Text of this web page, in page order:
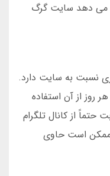
می دهد سایت گرگ
نسبت به سایت دارد.
روز از آن استفاده
حتماً از کانال تلگرام
ممکن است حاوی